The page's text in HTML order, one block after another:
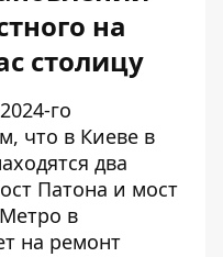
на
столицу
го
что в Киеве в
два
Патона и мост
в
на ремонт